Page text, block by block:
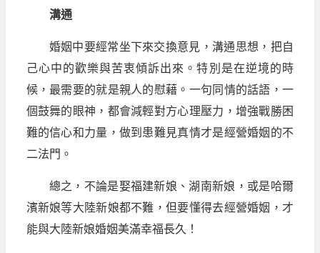
溝通
婚姻中要經常坐下來交換意見，溝通思想，把自
己心中的歡樂與苦衷傾訴出來。特別是在逆境的時
候，最需要的就是親人的慰藉。一句同情的話語，一
個鼓舞的眼神，都會減輕對方心理壓力，增強戰勝困
難的信心和力量，做到患難見真情才是經營婚姻的不
二法門。
總之，不論是娶福建新娘、湖南新娘，或是哈爾
濱新娘等大陸新娘都不難，但要懂得去經營婚姻，才
能與大陸新娘婚姻美滿幸福長久！